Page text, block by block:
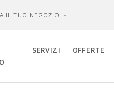
IL TUO NEGOZIO
SERVIZI OFFERTE